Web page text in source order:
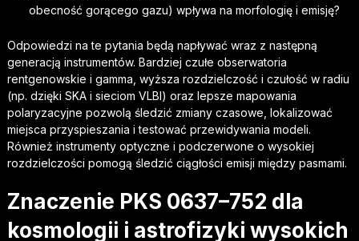
obecność gorącego gazu) wpływa na morfologię i emisję?
Odpowiedzi na te pytania będą napływać wraz z następną
generacją instrumentów. Bardziej czułe obserwatoria
rentgenowskie i gamma, wyższa rozdzielczość i czułość w radiu
(np. dzięki SKA i sieciom VLBI) oraz lepsze mapowania
polaryzacyjne pozwolą śledzić zmiany czasowe, lokalizować
miejsca przyspieszania i testować przewidywania modeli.
Również instrumenty optyczne i podczerwone o wysokiej
rozdzielczości pomogą śledzić ciągłości emisji między pasmami.
Znaczenie PKS 0637–752 dla
kosmologii i astrofizyki wysokich